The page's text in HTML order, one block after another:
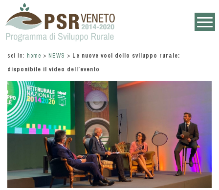
sei in: home > NEWS > Le nuove voci dello sviluppo rurale:
disponibile il video dell’evento